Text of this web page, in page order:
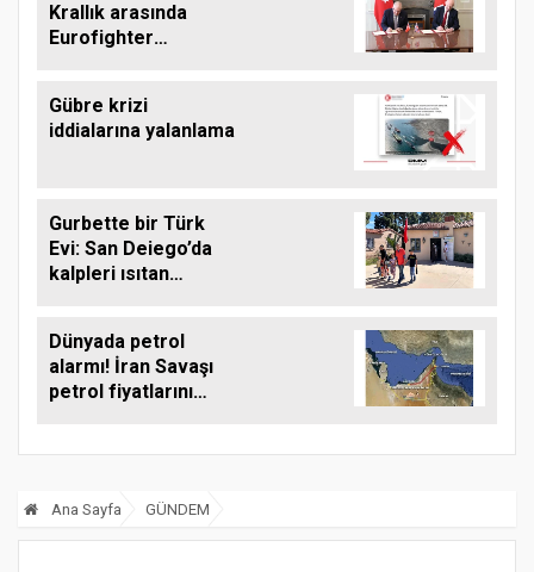
Krallık arasında
Eurofighter
Gübre krizi
iddialarına yalanlama
Gurbette bir Türk
Evi: San Deiego’da
kalpleri ısıtan
Dünyada petrol
alarmı! İran Savaşı
petrol fiyatlarını
Ana Sayfa GÜNDEM